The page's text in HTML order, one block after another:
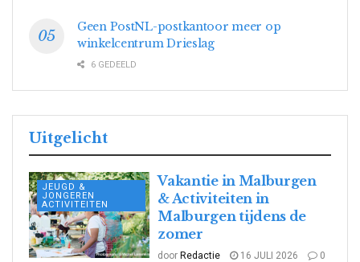
Geen PostNL-postkantoor meer op
winkelcentrum Drieslag
6 GEDEELD
Uitgelicht
JEUGD &
JONGEREN
ACTIVITEITEN
Vakantie in Malburgen
& Activiteiten in
Malburgen tijdens de
zomer
door Redactie 16 JULI 2026 0